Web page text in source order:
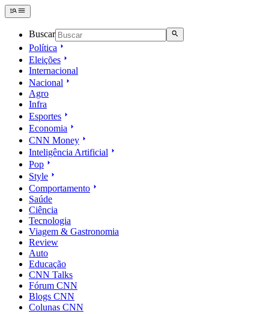
Buscar
Política
Eleições
Internacional
Nacional
Agro
Infra
Esportes
Economia
CNN Money
Inteligência Artificial
Pop
Style
Comportamento
Saúde
Ciência
Tecnologia
Viagem & Gastronomia
Review
Auto
Educação
CNN Talks
Fórum CNN
Blogs CNN
Colunas CNN